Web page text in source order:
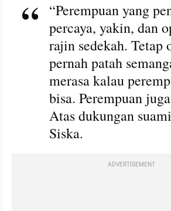
“Perempuan yang
percaya, yakin, dan
rajin sedekah. Tetap
pernah patah
merasa kalau
bisa. Perempuan
Atas dukungan
Siska.
ADVERTISEMENT